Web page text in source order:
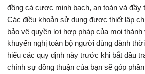
đồng cá cược minh bạch, an toàn và đầy
Các điều khoản sử dụng được thiết lập
bảo vệ quyền lợi hợp pháp của mọi thành
khuyến nghị toàn bộ người dùng dành
hiểu các quy định này trước khi bắt đầu
chính sự đồng thuận của bạn sẽ góp